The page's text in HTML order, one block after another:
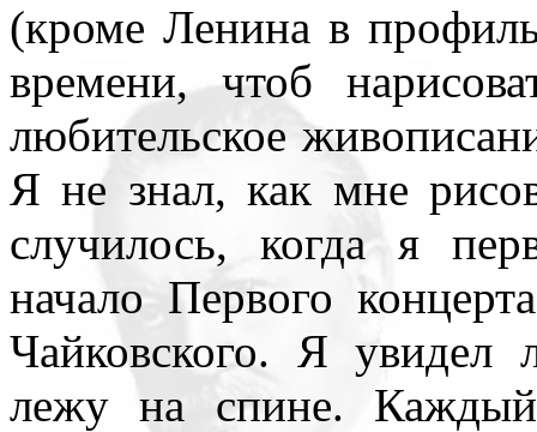
(кроме Ленина в
времени, чтоб
любительское
Я не знал, как мне
случилось, когда я
начало Первого
Чайковского. Я увидел
лежу на спине.